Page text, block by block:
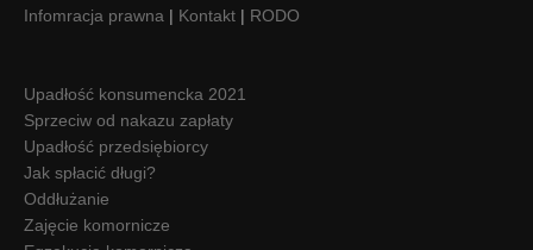
Infomracja prawna | Kontakt | RODO
Upadłość konsumencka 2021
Sprzeciw od nakazu zapłaty
Upadłość przedsiębiorcy
Jak spłacić długi?
Oddłużanie
Zajęcie komornicze